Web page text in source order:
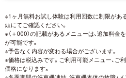
※1ヶ月無料お試し体験は利用回数に制限があ
頭にてご確認ください。
※（＋000）の記載があるメニューは、追加料
が可能です。
※予告なく内容が変わる場合がございます。
※価格は税込みです。ご利用可能メニュー、
価格になります。